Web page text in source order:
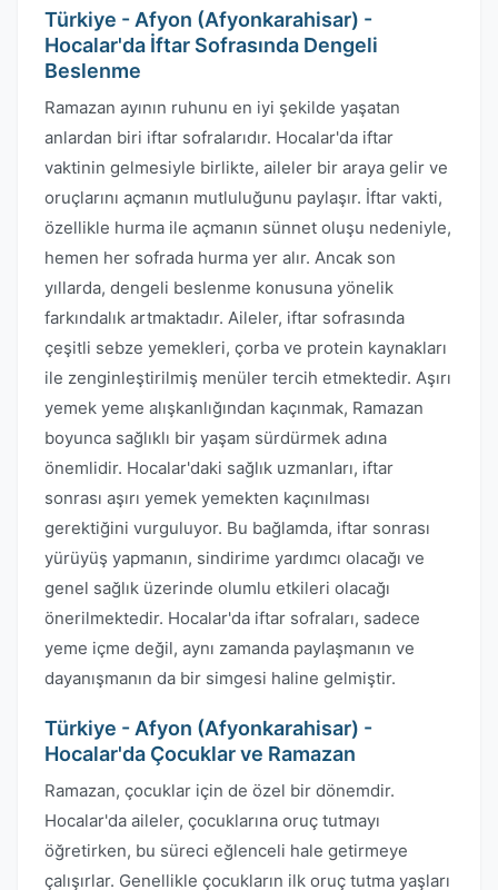
Türkiye - Afyon (Afyonkarahisar) -
Hocalar'da İftar Sofrasında Dengeli
Beslenme
Ramazan ayının ruhunu en iyi şekilde yaşatan
anlardan biri iftar sofralarıdır. Hocalar'da iftar
vaktinin gelmesiyle birlikte, aileler bir araya gelir ve
oruçlarını açmanın mutluluğunu paylaşır. İftar vakti,
özellikle hurma ile açmanın sünnet oluşu nedeniyle,
hemen her sofrada hurma yer alır. Ancak son
yıllarda, dengeli beslenme konusuna yönelik
farkındalık artmaktadır. Aileler, iftar sofrasında
çeşitli sebze yemekleri, çorba ve protein kaynakları
ile zenginleştirilmiş menüler tercih etmektedir. Aşırı
yemek yeme alışkanlığından kaçınmak, Ramazan
boyunca sağlıklı bir yaşam sürdürmek adına
önemlidir. Hocalar'daki sağlık uzmanları, iftar
sonrası aşırı yemek yemekten kaçınılması
gerektiğini vurguluyor. Bu bağlamda, iftar sonrası
yürüyüş yapmanın, sindirime yardımcı olacağı ve
genel sağlık üzerinde olumlu etkileri olacağı
önerilmektedir. Hocalar'da iftar sofraları, sadece
yeme içme değil, aynı zamanda paylaşmanın ve
dayanışmanın da bir simgesi haline gelmiştir.
Türkiye - Afyon (Afyonkarahisar) -
Hocalar'da Çocuklar ve Ramazan
Ramazan, çocuklar için de özel bir dönemdir.
Hocalar'da aileler, çocuklarına oruç tutmayı
öğretirken, bu süreci eğlenceli hale getirmeye
çalışırlar. Genellikle çocukların ilk oruç tutma yaşları